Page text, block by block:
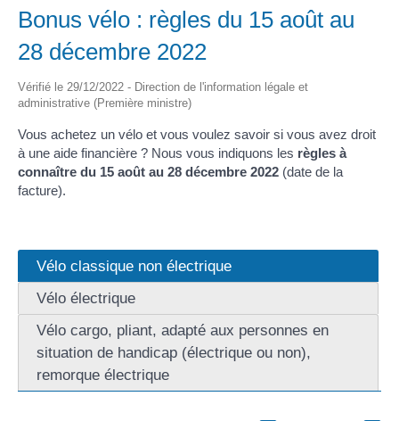
Bonus vélo : règles du 15 août au
28 décembre 2022
Vérifié le 29/12/2022 - Direction de l'information légale et
administrative (Première ministre)
Vous achetez un vélo et vous voulez savoir si vous avez droit
à une aide financière ? Nous vous indiquons les règles à
connaître du 15 août au 28 décembre 2022 (date de la
facture).
Vélo classique non électrique
Vélo électrique
Vélo cargo, pliant, adapté aux personnes en
situation de handicap (électrique ou non),
remorque électrique